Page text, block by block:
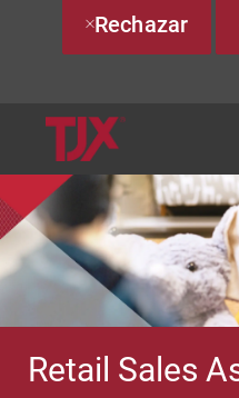
Rechazar
Retail Sales